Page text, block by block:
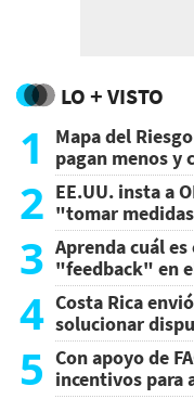
LO + VISTO
1
Mapa del
pagan menos y
2 EE.UU. insta a
"tomar
3 Aprenda cuál
"feedback" en
4 Costa Rica
solucionar
5 Con apoyo de
incentivos para